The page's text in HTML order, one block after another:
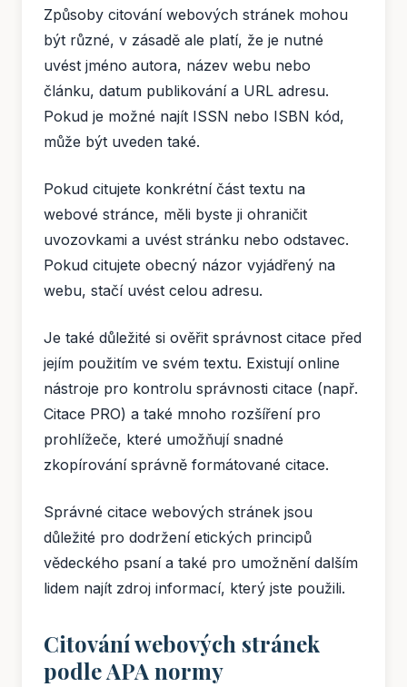
Způsoby citování webových stránek mohou
být různé, v zásadě ale platí, že je nutné
uvést jméno autora, název webu nebo
článku, datum publikování a URL adresu.
Pokud je možné najít ISSN nebo ISBN kód,
může být uveden také.
Pokud citujete konkrétní část textu na
webové stránce, měli byste ji ohraničit
uvozovkami a uvést stránku nebo odstavec.
Pokud citujete obecný názor vyjádřený na
webu, stačí uvést celou adresu.
Je také důležité si ověřit správnost citace před
jejím použitím ve svém textu. Existují online
nástroje pro kontrolu správnosti citace (např.
Citace PRO) a také mnoho rozšíření pro
prohlížeče, které umožňují snadné
zkopírování správně formátované citace.
Správné citace webových stránek jsou
důležité pro dodržení etických principů
vědeckého psaní a také pro umožnění dalším
lidem najít zdroj informací, který jste použili.
Citování webových stránek
podle APA normy